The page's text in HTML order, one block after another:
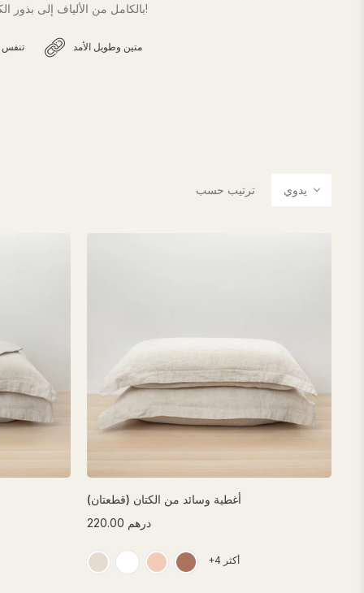
بالكامل من الألياف إلى بذور الكتان ، دون ترك أي نفايات وراءها!
تنفس متين وطويل الأمد
ترتيب حسب يدوي
أغطية وسائد من الكتان (قطعتان)
درهم 220.00
+4 أكثر